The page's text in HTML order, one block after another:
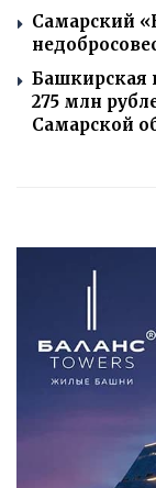
Самарский
Башкирская
275 млн
Самарской